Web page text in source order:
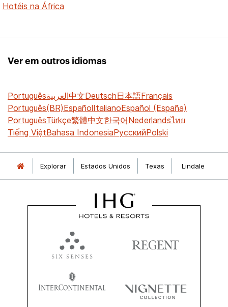
Hotéis na África
Ver em outros idiomas
Portuguêsالعربية中文Deutsch日本語Français
Português(BR)EspañolItalianoEspañol (España)
PortuguêsTürkçe繁體中文한국어Nederlandsไทย
Tiếng ViệtBahasa IndonesiaРусскийPolski
Explorar Estados Unidos Texas Lindale